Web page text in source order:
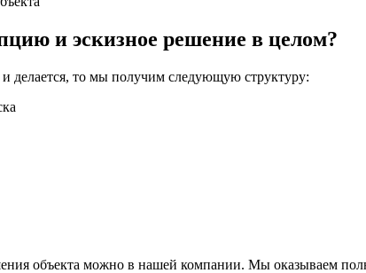
и эскизное решение в целом?
и делается, то мы получим следующую структуру:
объекта можно в нашей компании. Мы оказываем